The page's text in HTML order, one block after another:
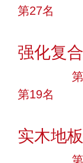
第27名
强化复
第19名
实木地